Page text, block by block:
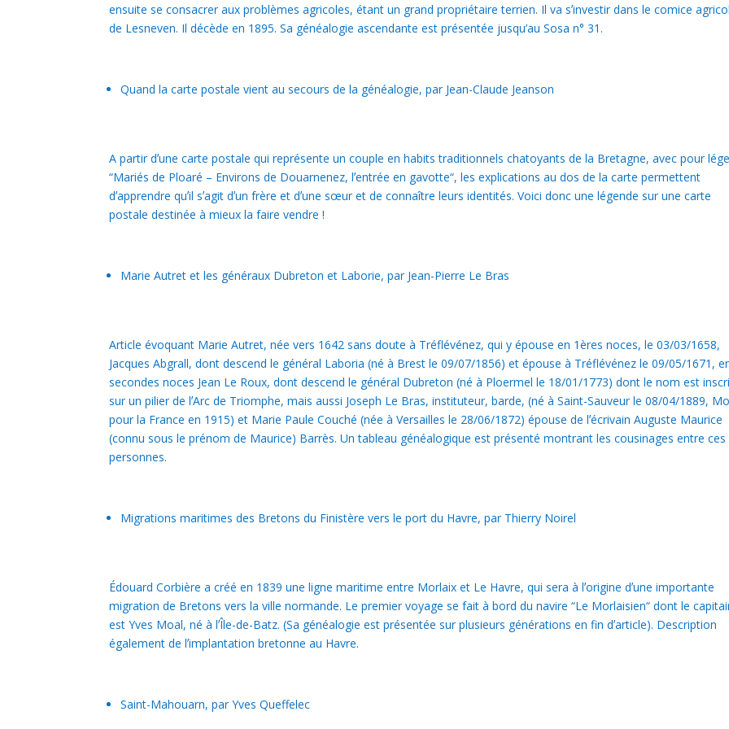
ensuite se consacrer aux problèmes agricoles, étant un grand propriétaire terrien. Il va sʼinvestir dans le comice
de Lesneven. Il décède en 1895. Sa généalogie ascendante est présentée jusqu’au Sosa n° 31.
Quand la carte postale vient au secours de la généalogie, par Jean-Claude Jeanson
A partir dʼune carte postale qui représente un couple en habits traditionnels chatoyants de la Bretagne, avec pour
“Mariés de Ploaré – Environs de Douarnenez, lʼentrée en gavotte“, les explications au dos de la carte permettent
dʼapprendre quʼil sʼagit dʼun frère et dʼune sœur et de connaître leurs identités. Voici donc une légende sur une carte
postale destinée à mieux la faire vendre !
Marie Autret et les généraux Dubreton et Laborie, par Jean-Pierre Le Bras
Article évoquant Marie Autret, née vers 1642 sans doute à Tréflévénez, qui y épouse en 1ères noces, le 03/03/1658,
Jacques Abgrall, dont descend le général Laboria (né à Brest le 09/07/1856) et épouse à Tréflévénez le 09/05/1671,
secondes noces Jean Le Roux, dont descend le général Dubreton (né à Ploermel le 18/01/1773) dont le nom est
sur un pilier de lʼArc de Triomphe, mais aussi Joseph Le Bras, instituteur, barde, (né à Saint-Sauveur le 08/04/1889,
pour la France en 1915) et Marie Paule Couché (née à Versailles le 28/06/1872) épouse de lʼécrivain Auguste Maurice
(connu sous le prénom de Maurice) Barrès. Un tableau généalogique est présenté montrant les cousinages entre ces
personnes.
Migrations maritimes des Bretons du Finistère vers le port du Havre, par Thierry Noirel
Édouard Corbière a créé en 1839 une ligne maritime entre Morlaix et Le Havre, qui sera à lʼorigine dʼune importante
migration de Bretons vers la ville normande. Le premier voyage se fait à bord du navire “Le Morlaisien“ dont le
est Yves Moal, né à lʼÎle-de-Batz. (Sa généalogie est présentée sur plusieurs générations en fin dʼarticle). Description
également de lʼimplantation bretonne au Havre.
Saint-Mahouarn, par Yves Queffelec